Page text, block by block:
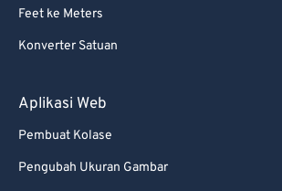
Feet ke Meters
Konverter Satuan
Aplikasi Web
Pembuat Kolase
Pengubah Ukuran Gambar